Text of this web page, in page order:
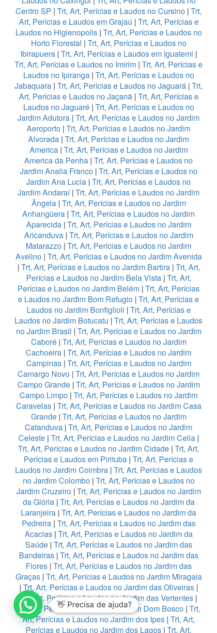
Centro SP | Trt, Art, Perícias e Laudos no Cursino | Trt,
Art, Perícias e Laudos em Grajaú | Trt, Art, Perícias e
Laudos no Higienopolis| Trt, Art, Perícias e Laudos no
Horto Florestal | Trt, Art, Perícias e Laudos no
Ibirapuera| Trt, Art, Perícias e Laudos em Iguatemi |
Trt, Art, Perícias e Laudos no Imirim | Trt, Art, Perícias e
Laudos no Ipiranga| Trt, Art, Perícias e Laudos no
Jabaquara | Trt, Art, Perícias e Laudos no Jaguará | Trt,
Art, Perícias e Laudos no Jaçanã| Trt, Art, Perícias e
Laudos no Jaguaré| Trt, Art, Perícias e Laudos no
Jardim Adutora | Trt, Art, Perícias e Laudos no Jardim
Aeroporto | Trt, Art, Perícias e Laudos no Jardim
Alvorada | Trt, Art, Perícias e Laudos no Jardim
America| Trt, Art, Perícias e Laudos no Jardim
America da Penha | Trt, Art, Perícias e Laudos no
Jardim Analia Franco| Trt, Art, Perícias e Laudos no
Jardim Ana Lucia | Trt, Art, Perícias e Laudos no
Jardim Andaraí| Trt, Art, Perícias e Laudos no Jardim
Ângela| Trt, Art, Perícias e Laudos no Jardim
Anhangüera | Trt, Art, Perícias e Laudos no Jardim
Aparecida| Trt, Art, Perícias e Laudos no Jardim
Aricanduva| Trt, Art, Perícias e Laudos no Jardim
Matarazzo | Trt, Art, Perícias e Laudos no Jardim
Avelino| Trt, Art, Perícias e Laudos no Jardim Avenida
| Trt, Art, Perícias e Laudos no Jardim Bartira| Trt, Art,
Perícias e Laudos no Jardim Bela Vista| Trt, Art,
Perícias e Laudos no Jardim Belém | Trt, Art, Perícias
e Laudos no Jardim Bom Refugio | Trt, Art, Perícias e
Laudos no Jardim Bonfiglioli | Trt, Art, Perícias e
Laudos no Jardim Botucatu | Trt, Art, Perícias e Laudos
no Jardim Brasil | Trt, Art, Perícias e Laudos no Jardim
Caboré| Trt, Art, Perícias e Laudos no Jardim
Cachoeira | Trt, Art, Perícias e Laudos no Jardim
Campinas| Trt, Art, Perícias e Laudos no Jardim
Camargo Novo | Trt, Art, Perícias e Laudos no Jardim
Campo Grande| Trt, Art, Perícias e Laudos no Jardim
Campo Limpo | Trt, Art, Perícias e Laudos no Jardim
Caravelas| Trt, Art, Perícias e Laudos no Jardim Casa
Grande| Trt, Art, Perícias e Laudos no Jardim
Catanduva | Trt, Art, Perícias e Laudos no Jardim
Celeste| Trt, Art, Perícias e Laudos no Jardim Celia|
Trt, Art, Perícias e Laudos no Jardim Cidade | Trt, Art,
Perícias e Laudos em Pirituba | Trt, Art, Perícias e
Laudos no Jardim Coimbra | Trt, Art, Perícias e Laudos
no Jardim Colombo| Trt, Art, Perícias e Laudos no
Jardim Cruzeiro| Trt, Art, Perícias e Laudos no Jardim
da Glória| Trt, Art, Perícias e Laudos no Jardim da
Laranjeira | Trt, Art, Perícias e Laudos no Jardim da
Pedreira| Trt, Art, Perícias e Laudos no Jardim das
Acacias| Trt, Art, Perícias e Laudos no Jardim da
Saúde| Trt, Art, Perícias e Laudos no Jardim das
Bandeiras| Trt, Art, Perícias e Laudos no Jardim das
Flores| Trt, Art, Perícias e Laudos no Jardim das
Graças| Trt, Art, Perícias e Laudos no Jardim Miragaia
| Trt, Art, Perícias e Laudos no Jardim das Oliveiras|
Trt, Art, Perícias e Laudos no Jardim das Vertentes|
Trt, Art, Perícias e Laudos no Jardim Dom Bosco| Trt,
Art, Perícias e Laudos no Jardim dos Ipes | Trt, Art,
Perícias e Laudos no Jardim dos Lagos | Trt, Art,
👋 Precisa de ajuda?